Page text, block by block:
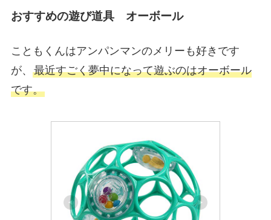
おすすめの遊び道具 オーボール
こともくんはアンパンマンのメリーも好きです
が、 最近すごく夢中になって遊ぶのはオーボール
です。